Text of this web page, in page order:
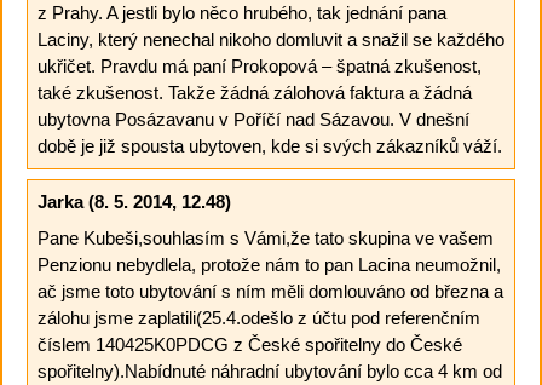
z Prahy. A jestli bylo něco hrubého, tak jednání pana
Laciny, který nenechal nikoho domluvit a snažil se každého
ukřičet. Pravdu má paní Prokopová – špatná zkušenost,
také zkušenost. Takže žádná zálohová faktura a žádná
ubytovna Posázavanu v Poříčí nad Sázavou. V dnešní
době je již spousta ubytoven, kde si svých zákazníků váží.
Jarka(8. 5. 2014, 12.48)
Pane Kubeši,souhlasím s Vámi,že tato skupina ve vašem
Penzionu nebydlela, protože nám to pan Lacina neumožnil,
ač jsme toto ubytování s ním měli domlouváno od března a
zálohu jsme zaplatili(25.4.odešlo z účtu pod referenčním
číslem 140425K0PDCG z České spořitelny do České
spořitelny).Nabídnuté náhradní ubytování bylo cca 4 km od